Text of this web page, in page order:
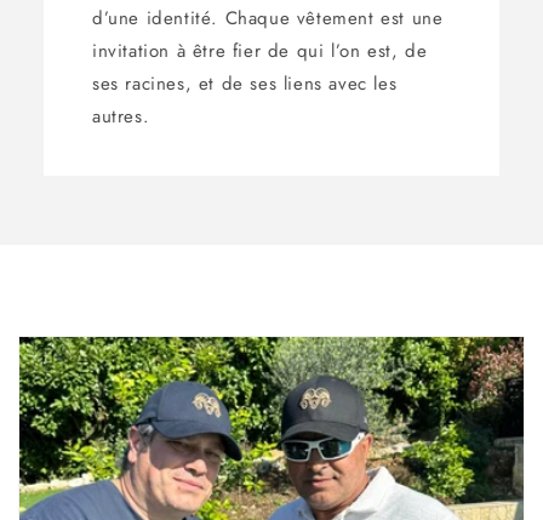
d’une identité. Chaque vêtement est une
invitation à être fier de qui l’on est, de
ses racines, et de ses liens avec les
autres.